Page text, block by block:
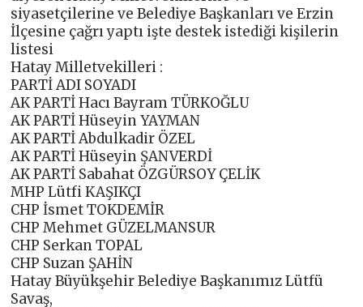
siyasetçilerine ve Belediye Başkanları ve Erzin
İlçesine çağrı yaptı işte destek istediği kişilerin
listesi
Hatay Milletvekilleri :
PARTİ ADI SOYADI
AK PARTİ Hacı Bayram TÜRKOĞLU
AK PARTİ Hüseyin YAYMAN
AK PARTİ Abdulkadir ÖZEL
AK PARTİ Hüseyin ŞANVERDİ
AK PARTİ Sabahat ÖZGÜRSOY ÇELİK
MHP Lütfi KAŞIKÇI
CHP İsmet TOKDEMİR
CHP Mehmet GÜZELMANSUR
CHP Serkan TOPAL
CHP Suzan ŞAHİN
Hatay Büyükşehir Belediye Başkanımız Lütfü
Savaş,